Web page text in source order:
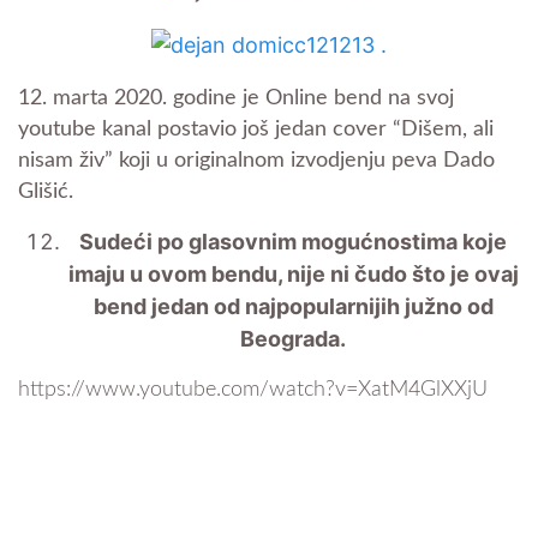
12. marta 2020. godine je Online bend na svoj
youtube kanal postavio još jedan cover “Dišem, ali
nisam živ” koji u originalnom izvodjenju peva Dado
Glišić.
Sudeći po glasovnim mogućnostima koje
imaju u ovom bendu, nije ni čudo što je ovaj
bend jedan od najpopularnijih južno od
Beograda.
https://www.youtube.com/watch?v=XatM4GlXXjU